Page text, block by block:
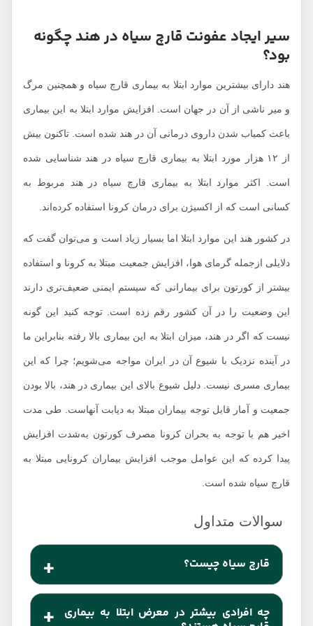
سیر ایجاد عفونت قارچ سیاه در هند چگونه
بود؟
هند دارای بیشترین موارد ابتلا به بیماری قارچ سیاه و همچنین مرگ
و میر ناشی از آن در جهان است. افزایش موارد ابتلا به این بیماری
باعث کمیاب شدن داروی درمانی آن در هند شده است. تاکنون بیش
از ۱۲ هزار مورد ابتلا به بیماری قارچ سیاه در هند شناسایی شده
است. اکثر موارد ابتلا به بیماری قارچ سیاه در هند مربوط به
کسانی است که از اکسیژن برای درمان کرونا استفاده کرده‌اند.
در کشور هند این موارد ابتلا اما بسیار زیاد است و می‌توان گفت که
دلایلی ازجمله گرمای هوا، افزایش جمعیت مبتلا به کرونا و استفاده
بیشتر از کورتون برای بیمارانی که سیستم ایمنی ضعیف‌تری دارند
این وضعیت را در آن کشور رقم زده است. توجه کنید این گونه
نیست که اگر در هند، میزان ابتلا به این بیماری بالا رفته بنابراین ما
در آینده نزدیک با شیوع آن در ایران مواجه می‌شویم؛ چرا که این
بیماری مسری نیست. دلیل شیوع بالای این بیماری در هند، بالا بودن
جمعیت و آمار قابل توجه بیماران مبتلا به دیابت آنهاست. طی مدت
اخیر هم با توجه به بحران کرونا مصرف کورتون به‌شدت افزایش
پیدا کرده که این عوامل موجب افزایش بیماران کرونایی مبتلا به
قارچ سیاه شده است.
قارچ سیاه چیست؟
یک بیماری است که از یک قارچ به نام موکورمایکوزیس
ایجاد می‌شود. این بیماری قارچی را با داروهای ضد
چه افرادی بیشتر در معرض ابتلا به بیماری